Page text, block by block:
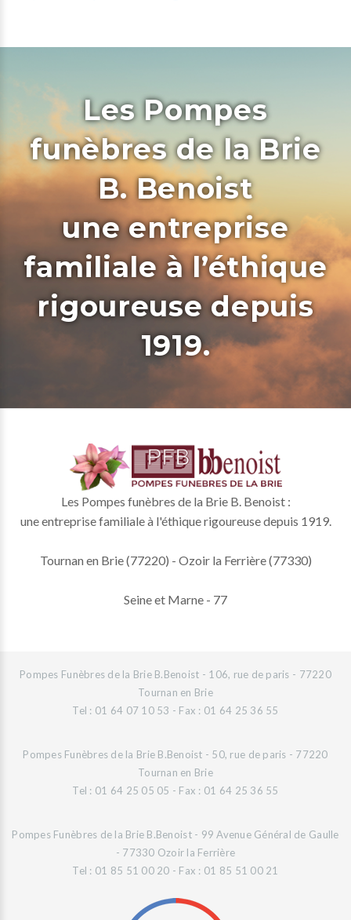
Les Pompes
funèbres de la Brie
B. Benoist
une entreprise
familiale à l’éthique
rigoureuse depuis
1919.
Les Pompes funèbres de la Brie B. Benoist :
une entreprise familiale à l'éthique rigoureuse depuis 1919.
Tournan en Brie (77220) - Ozoir la Ferrière (77330)
Seine et Marne - 77
Pompes Funèbres de la Brie B.Benoist - 106, rue de paris - 77220
Tournan en Brie
Tel : 01 64 07 10 53 - Fax : 01 64 25 36 55
Pompes Funèbres de la Brie B.Benoist - 50, rue de paris - 77220
Tournan en Brie
Tel : 01 64 25 05 05 - Fax : 01 64 25 36 55
Pompes Funèbres de la Brie B.Benoist - 99 Avenue Général de Gaulle
- 77330 Ozoir la Ferrière
Tel : 01 85 51 00 20 - Fax : 01 85 51 00 21